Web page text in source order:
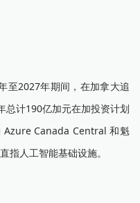
至2027年期间，在加拿大追
总计190亿加元在加投资计划
Azure Canada Central 和魁
指人工智能基础设施。